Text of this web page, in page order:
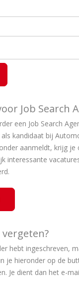
Job Search
een Job Search
kandidaat bij
aanmeldt, krijg je
interessante
hebt ingeschreven,
je hieronder op de
Je dient dan het e-